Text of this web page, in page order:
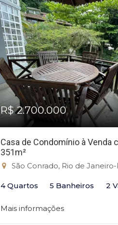
R$ 2.700.000
Casa de Condomínio à Venda
351m²
São Conrado, Rio de Janeiro-
4 Quartos 5 Banheiros 2
Mais informações